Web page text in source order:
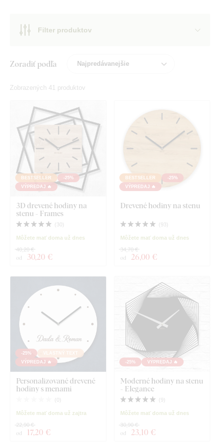
Filter produktov
Zoradiť podľa
Zobrazených 41 produktov
BESTSELLER
-25%
VÝPREDAJ 🔥
3D drevené hodiny na
stenu - Frames
( 30)
Môžete mať doma už dnes
od 30,20 €
40,20 €
BESTSELLER
-25%
VÝPREDAJ 🔥
Drevené hodiny na stenu
( 93)
Môžete mať doma už dnes
od 26,00 €
34,70 €
-25%
VLASTNÝ TEXT
VÝPREDAJ 🔥
Personalizované drevené
hodiny s menami
( 0 )
Môžete mať doma už zajtra
od 17,20 €
22,90 €
-25% VÝPREDAJ 🔥
Moderné hodiny na stenu
- Elegance
( 9 )
Môžete mať doma už dnes
od 23,10 €
30,90 €